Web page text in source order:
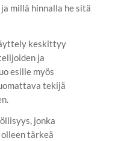
millä hinnalla he sitä
keskittyy
ja
esille myös
tekijä
jonka
tärkeä